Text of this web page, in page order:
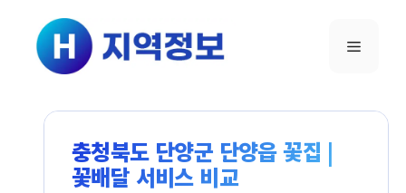
건너뛰기
메뉴
충청북도 단양군 단양읍 꽃집 |
꽃배달 서비스 비교